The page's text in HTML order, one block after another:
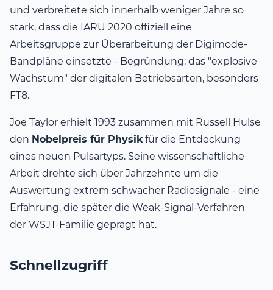
und verbreitete sich innerhalb weniger Jahre so
stark, dass die IARU 2020 offiziell eine
Arbeitsgruppe zur Überarbeitung der Digimode-
Bandpläne einsetzte - Begründung: das "explosive
Wachstum" der digitalen Betriebsarten, besonders
FT8.
Joe Taylor erhielt 1993 zusammen mit Russell Hulse
den Nobelpreis für Physikfür die Entdeckung
eines neuen Pulsartyps. Seine wissenschaftliche
Arbeit drehte sich über Jahrzehnte um die
Auswertung extrem schwacher Radiosignale - eine
Erfahrung, die später die Weak-Signal-Verfahren
der WSJT-Familie geprägt hat.
Schnellzugriff